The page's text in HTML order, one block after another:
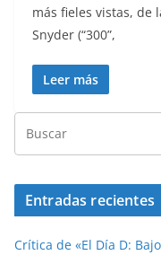
más fieles vistas, de
Snyder (“300”,
Leer más
Entradas recientes
Crítica de «El Día D: